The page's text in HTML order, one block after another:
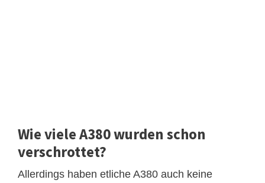
Wie viele A380 wurden schon
verschrottet?
Allerdings haben etliche A380 auch keine